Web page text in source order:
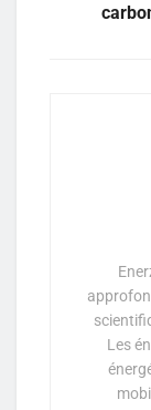
Les